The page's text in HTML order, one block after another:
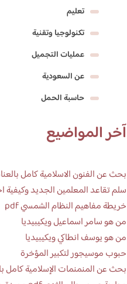
تعليم
تكنولوجيا وتقنية
عمليات التجميل
عن السعودية
حاسبة الحمل
آخر المواضيع
بحث عن الفنون الاسلامية كامل
سلم تقاعد المعلمين الجديد وكيفية
خريطة مفاهيم النظام الشمسي pdf
من هو سامر اسماعيل ويكيبيديا
من هو يوسف انطاكي ويكيبيديا
حبوب موسيجور لتكبير المؤخرة
بحث عن المنمنمات الإسلامية كامل